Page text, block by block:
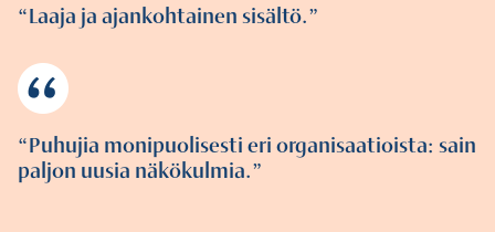
Laaja ja ajankohtainen sisältö.
Puhujia monipuolisesti eri organisaatioista: sain
paljon uusia näkökulmia.